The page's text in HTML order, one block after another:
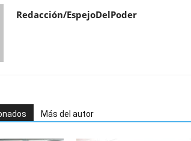
Redacción/EspejoDelPoder
Más del autor